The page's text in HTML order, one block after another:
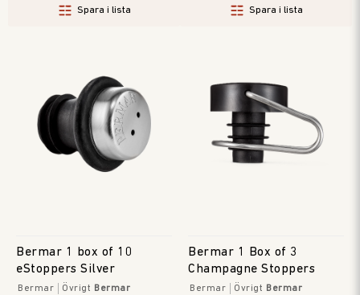
Spara i lista Spara i lista
Bermar 1 box of 10
eStoppers Silver
Bermar Övrigt Bermar
Bermar 1 Box of 3
Champagne Stoppers
Bermar Övrigt Bermar